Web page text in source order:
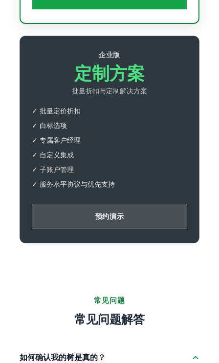
企业版
定制方案
批量折扣与定制解决方案
✓ 批量定价折扣
✓ 白标选项
✓ 专属客户经理
✓ 自定义集成
✓ 子账户管理
✓ 服务水平协议与优先支持
预约演示
常见问题
常见问题解答
如何确认我的树是真的？